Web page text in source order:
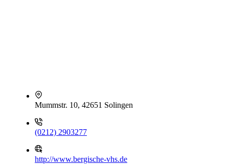
Mummstr. 10, 42651 Solingen
(0212) 2903277
http://www.bergische-vhs.de